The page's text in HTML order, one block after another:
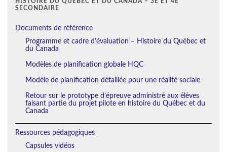
SECONDAIRE
Documents de référence
Programme et cadre d’évaluation – Histoire du Québec et
du Canada
Modèles de planification globale HQC
Modèle de planification détaillée pour une réalité sociale
Retour sur le prototype d’épreuve administré aux élèves
faisant partie du projet pilote en histoire du Québec et du
Canada
Ressources pédagogiques
Capsules vidéos